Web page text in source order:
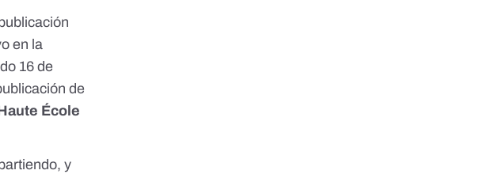
en la
16 de
de
École
y